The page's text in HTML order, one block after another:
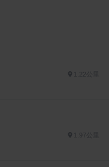
1.22公里
1.97公里